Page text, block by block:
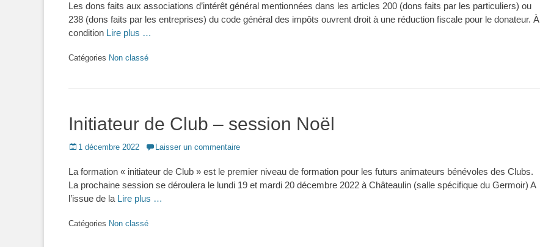
Les dons faits aux associations d’intérêt général mentionnées dans les articles 200 (dons faits par les particuliers) ou
238 (dons faits par les entreprises) du code général des impôts ouvrent droit à une réduction fiscale pour le donateur. À
condition Lire plus …
Catégories Non classé
Initiateur de Club – session Noël
Posted
1 décembre 2022 Laisser un commentaire
La formation « initiateur de Club » est le premier niveau de formation pour les futurs animateurs bénévoles des Clubs.
La prochaine session se déroulera le lundi 19 et mardi 20 décembre 2022 à Châteaulin (salle spécifique du Germoir) A
l’issue de la Lire plus …
Catégories Non classé